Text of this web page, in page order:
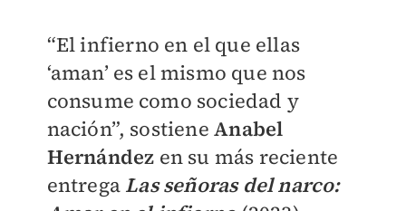
“El infierno en el que ellas
‘aman’ es el mismo que nos
consume como sociedad y
nación”, sostieneAnabel
Hernández en su más reciente
entrega Las señoras del narco: